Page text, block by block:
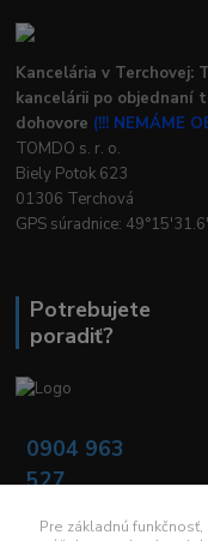
Kancelária v Terchovej:
kancelárii po objednaní
dohovore (!!! NEMÁME
TOMDO s. r. o.
Biely Potok 623
01306 Terchová
GPS súradnice:
Potrebujete
poradiť?
0904 963
527
16:00
Pre základnú